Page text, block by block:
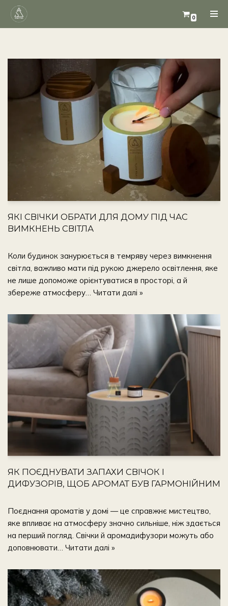
Перейти
0
ЯКІ СВІЧКИ ОБРАТИ ДЛЯ ДОМУ ПІД ЧАС
ВИМКНЕНЬ СВІТЛА
Коли будинок занурюється в темряву через вимкнення
світла, важливо мати під рукою джерело освітлення, яке
не лише допоможе орієнтуватися в просторі, а й
збереже атмосферу… Читати далі »
ЯК ПОЄДНУВАТИ ЗАПАХИ СВІЧОК І
ДИФУЗОРІВ, ЩОБ АРОМАТ БУВ ГАРМОНІЙНИМ
Поєднання ароматів у домі — це справжнє мистецтво,
яке впливає на атмосферу значно сильніше, ніж здається
на перший погляд. Свічки й аромадифузори можуть або
доповнювати… Читати далі »